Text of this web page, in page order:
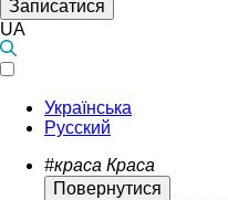
Записатися
UA
Українська
Русский
#краса Краса
Повернутися